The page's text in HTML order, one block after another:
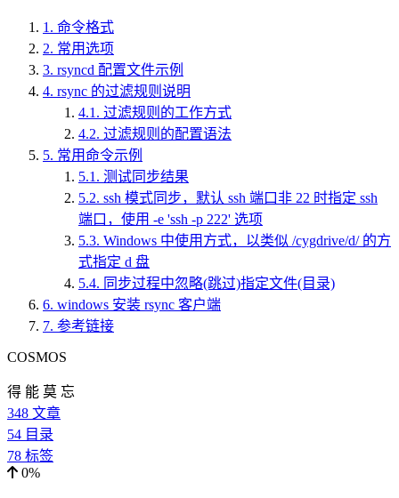
1. 命令格式
2. 常用选项
3. rsyncd 配置文件示例
4. rsync 的过滤规则说明
4.1. 过滤规则的工作方式
4.2. 过滤规则的配置语法
5. 常用命令示例
5.1. 测试同步结果
5.2. ssh 模式同步，默认 ssh 端口非 22 时指定 ssh
端口，使用 -e 'ssh -p 222' 选项
5.3. Windows 中使用方式，以类似 /cygdrive/d/ 的方
式指定 d 盘
5.4. 同步过程中忽略(跳过)指定文件(目录)
6. windows 安装 rsync 客户端
7. 参考链接
COSMOS
得 能 莫 忘
348 文章
54 目录
78 标签
0%